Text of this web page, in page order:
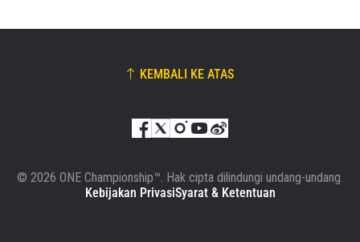
KEMBALI KE ATAS
© 2026 ONE Championship™. Hak cipta dilindungi undang-undang.
Kebijakan PrivasiSyarat & Ketentuan